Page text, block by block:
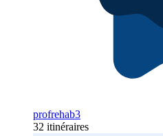
profrehab3
32 itinéraires